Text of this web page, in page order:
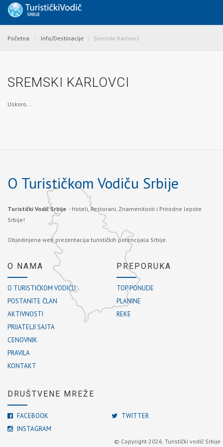
Početna Info/Destinacije Sremski Karlovci
SREMSKI KARLOVCI
Uskoro...
O Turističkom Vodiču Srbije
Turistički Vodič Srbije - Hoteli, Restorani, Znamenitosti i Prirodne lepote
Srbije!
Objedinjena web prezentacija turističkih potencijala Srbije.
O NAMA
O TURISTIČKOM VODIČU
POSTANITE ČLAN
AKTIVNOSTI
PRIJATELJI SAJTA
CENOVNIK
PRAVILA
KONTAKT
PREPORUKA
TOP PONUDE
PLANINE
REKE
DRUŠTVENE MREŽE
FACEBOOK
TWITTER
INSTAGRAM
© Copyright 2026. Turistički vodič Srbije